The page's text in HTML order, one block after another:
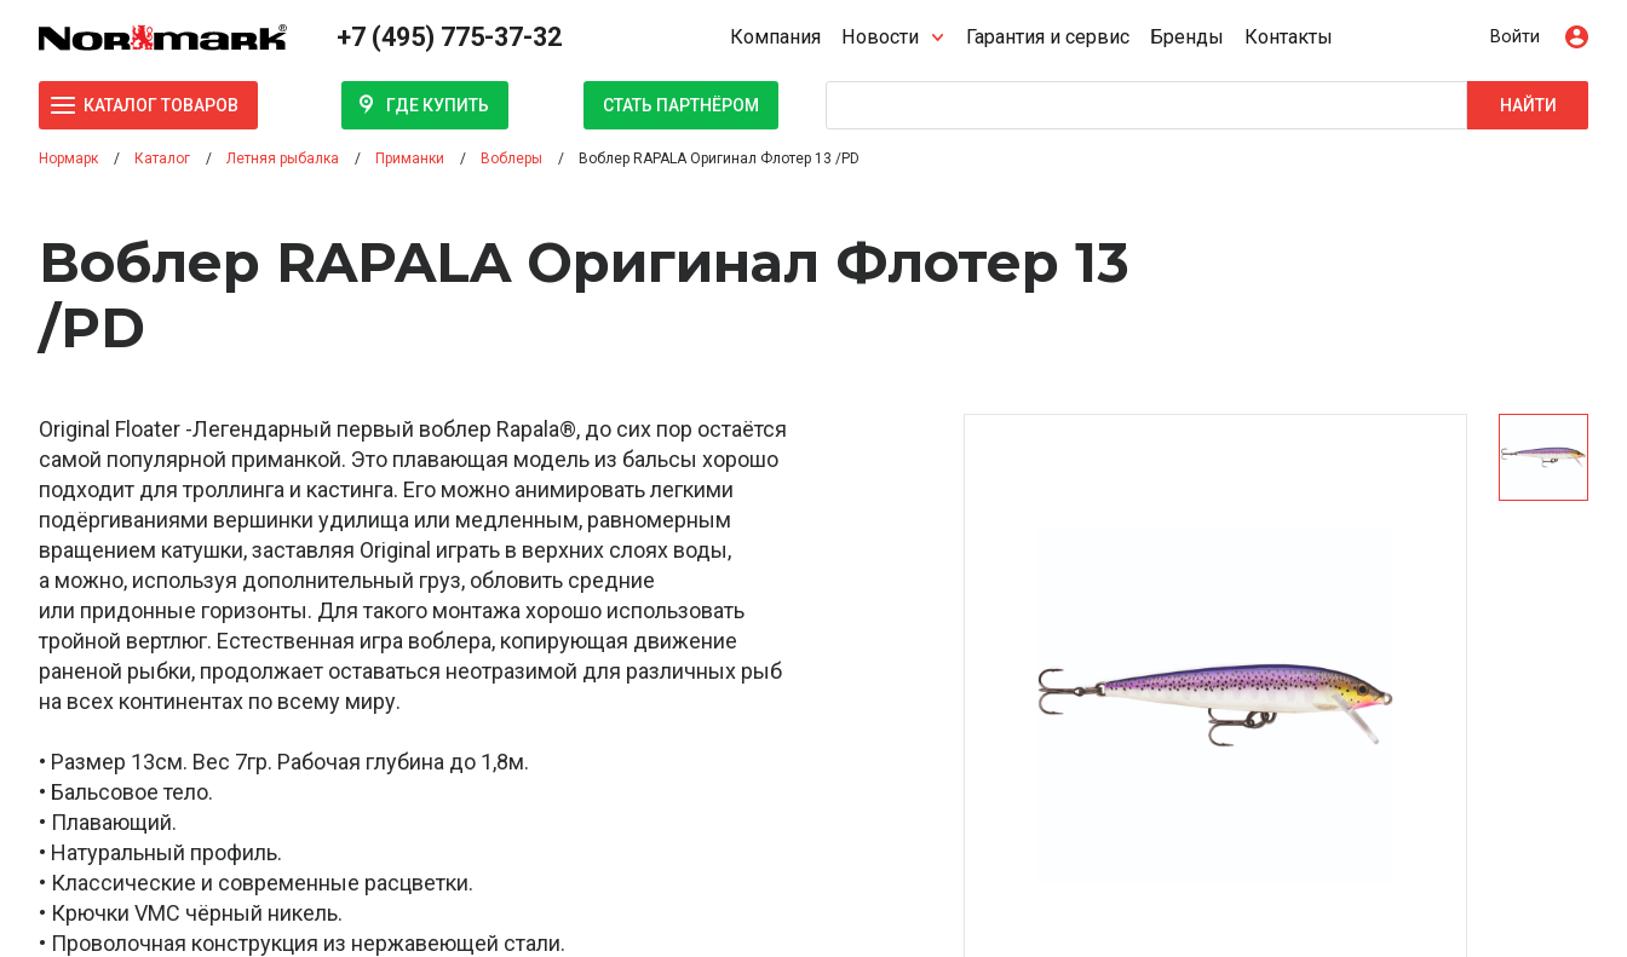
+7 (495) 775-37-32 Компания Новости Гарантия и сервис Бренды Контакты Войти
КАТАЛОГ ТОВАРОВ ГДЕ КУПИТЬ СТАТЬ ПАРТНЁРОМ НАЙТИ
Нормарк Каталог Летняя рыбалка Приманки Воблеры Воблер RAPALA Оригинал Флотер 13 /PD
Воблер RAPALA Оригинал Флотер 13
/PD
Original Floater -Легендарный первый воблер Rapala®, до сих пор остаётся
самой популярной приманкой. Это плавающая модель из бальсы хорошо
подходит для троллинга и кастинга. Его можно анимировать легкими
подёргиваниями вершинки удилища или медленным, равномерным
вращением катушки, заставляя Original играть в верхних слоях воды,
а можно, используя дополнительный груз, обловить средние
или придонные горизонты. Для такого монтажа хорошо использовать
тройной вертлюг. Естественная игра воблера, копирующая движение
раненой рыбки, продолжает оставаться неотразимой для различных рыб
на всех континентах по всему миру.
• Размер 13см. Вес 7гр. Рабочая глубина до 1,8м.
• Бальсовое тело.
• Плавающий.
• Натуральный профиль.
• Классические и современные расцветки.
• Крючки VMC чёрный никель.
• Проволочная конструкция из нержавеющей стали.